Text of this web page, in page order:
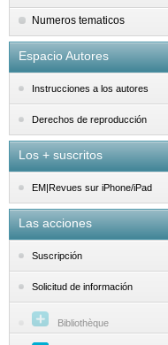
Numeros tematicos
Espacio Autores
Instrucciones a los autores
Derechos de reproducción
Los + suscritos
EM|Revues sur iPhone/iPad
Las acciones
Suscripción
Solicitud de información
Bibliothèque